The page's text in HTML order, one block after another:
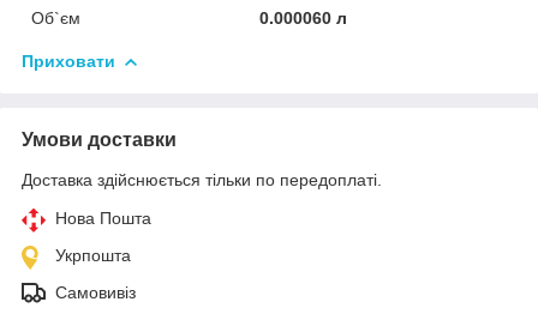
Об`єм
0.000060 л
Приховати
Умови доставки
Доставка здійснюється тільки по передоплаті.
Нова Пошта
Укрпошта
Самовивіз